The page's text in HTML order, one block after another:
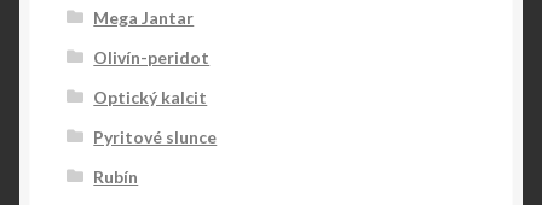
Mega Jantar
Olivín-peridot
Optický kalcit
Pyritové slunce
Rubín